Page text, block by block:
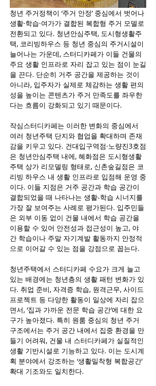
청년 주거정책이 ‘주거 안정’ 중심에서 벗어나
생활·학습·여가가 결합된 복합형 주거 모델로
전환되고 있다. 청년안심주택, 도시형생활주
택, 코리빙하우스 등 청년 중심의 주거시설이
늘어나는 가운데, 스터디카페가 이들 건물의
주요 생활 인프라로 자리 잡고 있는 점이 눈길
을 끈다. 단순히 거주 공간을 제공하는 것이
아니라, 입주자가 실제로 체감하는 생활 편의
성을 높이는 콘텐츠가 주거 만족도를 좌우한
다는 흐름이 강화되고 있기 때문이다.
작심스터디카페는 이러한 변화의 중심에서
여러 청년주택 단지와 협업을 확대하며 존재
감을 키우고 있다. 건대입구역점·노량진3호점
은 청년안심주택 내에, 혜화점은 도시형생활
주택 상가 리모델링 형태로, 신촌숲길점은 코
리빙 하우스 내 생활 인프라로 입점해 운영 중
이다. 이들 지점은 거주 공간과 학습 공간이
결합되었을 때 나타나는 생활-학습 시너지를
가장 잘 보여주는 사례로 평가된다. 입주민들
은 외부 이동 없이 건물 내에서 학습 공간을
이용할 수 있어 안전성과 접근성이 높고, 야
간 학습이나 주말 자기계발 활동까지 안정적
으로 이어갈 수 있는 점을 강점으로 꼽는다.
청년주택에서 스터디카페 수요가 크게 늘고
있는 배경에는 청년층의 생활 패턴 변화가 있
다. 취업 준비, 자격증 학습, 원격근무, 사이드
프로젝트 등 다양한 활동이 일상에 자리 잡으
면서, ‘집과 가까운 전문 학습 공간’에 대한 요
구가 높아졌다. 특히 원룸 중심의 청년 주거
구조에서는 주거 공간 내에서 집중 환경을 만
들기 어려워, 건물 내 스터디카페가 실질적인
생활 기반시설로 기능하고 있다. 이는 도시계
획 분야에서 강조하는 ‘생활밀착형 복합공간’
확대 기조와도 일치한다.